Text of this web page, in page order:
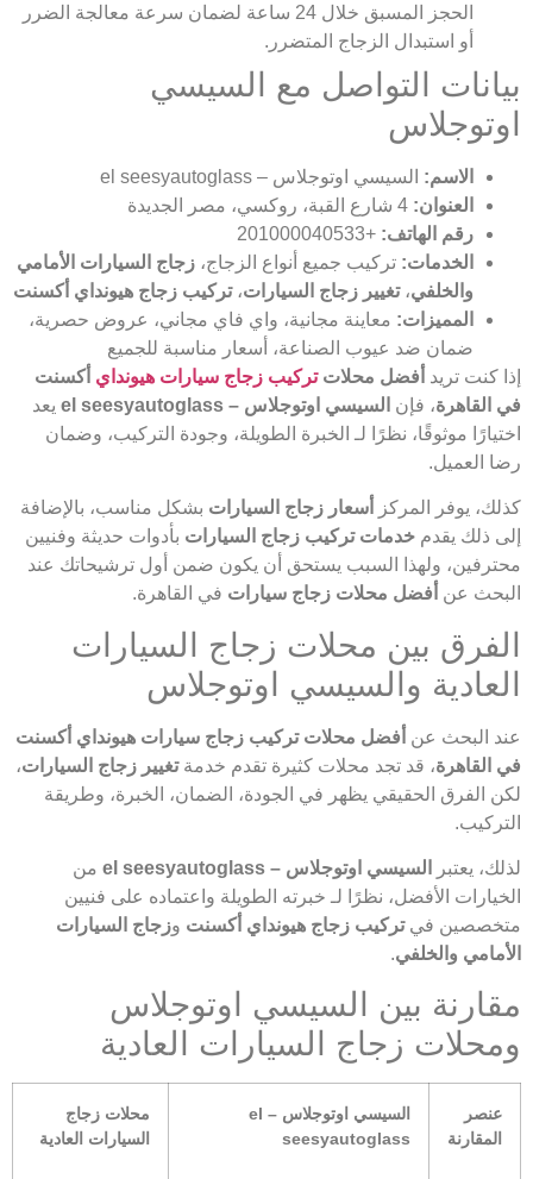
الحجز المسبق خلال 24 ساعة لضمان سرعة معالجة الضرر
أو استبدال الزجاج المتضرر.
بيانات التواصل مع السيسي
اوتوجلاس
الاسم: السيسي اوتوجلاس – el seesyautoglass
العنوان:
رقم الهاتف: +201000040533
الخدمات: تركيب جميع أنواع الزجاج، زجاج السيارات الأمامي
والخلفي،تغيير زجاج السيارات،تركيب زجاج هيونداي أكسنت
المميزات: معاينة مجانية، واي فاي مجاني، عروض حصرية،
ضمان ضد عيوب الصناعة، أسعار مناسبة للجميع
إذا كنت تريد أفضل محلاتتركيب زجاج سيارات هيونداي أكسنت
في القاهرة، فإن السيسي اوتوجلاس – el seesyautoglass
يعد
اختيارًا موثوقًا، نظرًا لـ الخبرة الطويلة، وجودة التركيب، وضمان
رضا العميل.
كذلك، يوفر المركز أسعار زجاج السيارات بشكل مناسب، بالإضافة
إلى ذلك يقدم خدمات تركيب زجاج السيارات بأدوات حديثة وفنيين
محترفين، ولهذا السبب يستحق أن يكون ضمن أول ترشيحاتك عند
البحث عن أفضل محلات زجاج سيارات في القاهرة.
الفرق بين محلات زجاج السيارات
العادية والسيسي اوتوجلاس
عند البحث عن أفضل محلات تركيب زجاج سيارات هيونداي أكسنت
في القاهرة، قد تجد محلات كثيرة تقدم خدمةتغيير زجاج السيارات،
لكن الفرق الحقيقي يظهر في الجودة، الضمان، الخبرة، وطريقة
التركيب.
لذلك، يعتبر السيسي اوتوجلاس – el seesyautoglass
من
الخيارات الأفضل، نظرًا لـ خبرته الطويلة واعتماده على فنيين
متخصصين فيتركيب زجاج هيونداي أكسنت وزجاج السيارات
الأمامي والخلفي.
مقارنة بين السيسي اوتوجلاس
ومحلات زجاج السيارات العادية
عنصر
المقارنة
السيسي اوتوجلاس
– el
seesyautoglass
محلات زجاج
السيارات العادية